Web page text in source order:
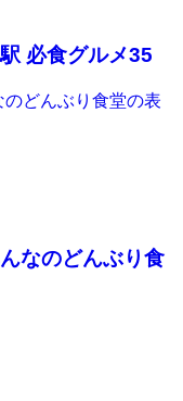
必食グルメ35
なのどんぶり食